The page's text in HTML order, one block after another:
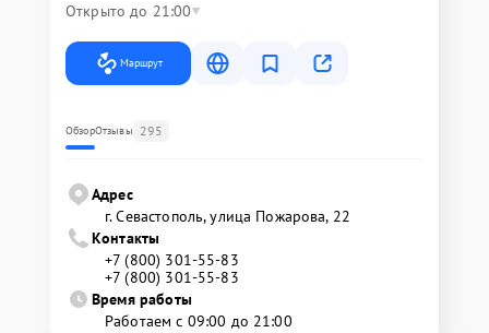
Открыто до 21:00
Маршрут
ОбзорОтзывы 295
Адрес
г. Севастополь, улица Пожарова, 22
Контакты
+7 (800) 301-55-83
+7 (800) 301-55-83
Время работы
Работаем с 09:00 до 21:00